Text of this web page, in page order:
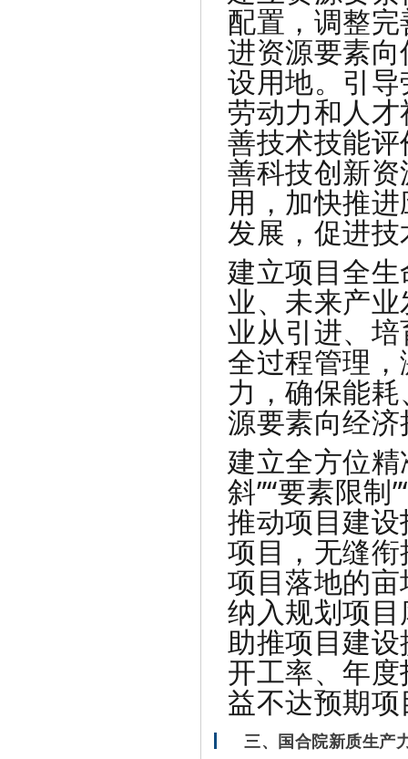
配置，调整
进资源要素
设用地。引
劳动力和人
善技术技能
善科技创新
用，加快推
发展，促进
建立项目全
业、未来产
业从引进、
全过程管理
力，确保能
源要素向经
建立全方位精
斜”“要素限制
推动项目建
项目，无缝
项目落地的
纳入规划项
助推项目建
开工率、年
益不达预期
三、国合院新质生产